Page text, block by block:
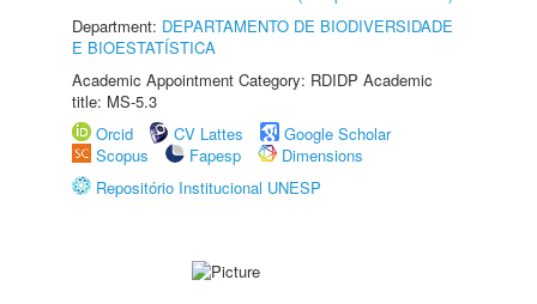
Department: DEPARTAMENTO DE BIODIVERSIDADE
E BIOESTATÍSTICA
Academic Appointment Category: RDIDP Academic
title: MS-5.3
Orcid
CV Lattes
Google Scholar
Scopus
Fapesp
Dimensions
Repositório Institucional UNESP